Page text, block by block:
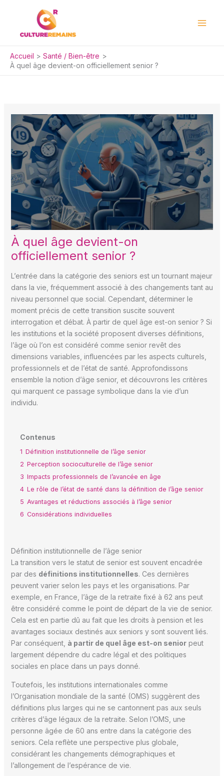
Accueil
Santé / Bien-être
À quel âge devient-on officiellement senior ?
À quel âge devient-on
officiellement senior ?
L’entrée dans la catégorie des seniors est un tournant majeur
dans la vie, fréquemment associé à des changements tant au
niveau personnel que social. Cependant, déterminer le
moment précis de cette transition suscite souvent
interrogation et débat. À partir de quel âge est-on senior ? Si
les institutions et la société proposent diverses définitions,
l’âge où l’on est considéré comme senior revêt des
dimensions variables, influencées par les aspects culturels,
professionnels et de l’état de santé. Approfondissons
ensemble la notion d’âge senior, et découvrons les critères
qui marquent ce passage symbolique dans la vie d’un
individu.
Contenus
1 Définition institutionnelle de l’âge senior
2 Perception socioculturelle de l’âge senior
3 Impacts professionnels de l’avancée en âge
4 Le rôle de l’état de santé dans la définition de l’âge senior
5 Avantages et réductions associés à l’âge senior
6 Considérations individuelles
Définition institutionnelle de l’âge senior
La transition vers le statut de senior est souvent encadrée
par des définitions institutionnelles. Ces dernières
peuvent varier selon les pays et les organisations. Par
exemple, en France, l’âge de la retraite fixé à 62 ans peut
être considéré comme le point de départ de la vie de senior.
Cela est en partie dû au fait que les droits à pension et les
avantages sociaux destinés aux seniors y sont souvent liés.
Par conséquent, à partir de quel âge est-on seniorpeut
largement dépendre du cadre légal et des politiques
sociales en place dans un pays donné.
Toutefois, les institutions internationales comme
l’Organisation mondiale de la santé (OMS) suggèrent des
définitions plus larges qui ne se cantonnent pas aux seuls
critères d’âge légaux de la retraite. Selon l’OMS, une
personne âgée de 60 ans entre dans la catégorie des
seniors. Cela reflète une perspective plus globale,
considérant les changements démographiques et
l’allongement de l’espérance de vie.